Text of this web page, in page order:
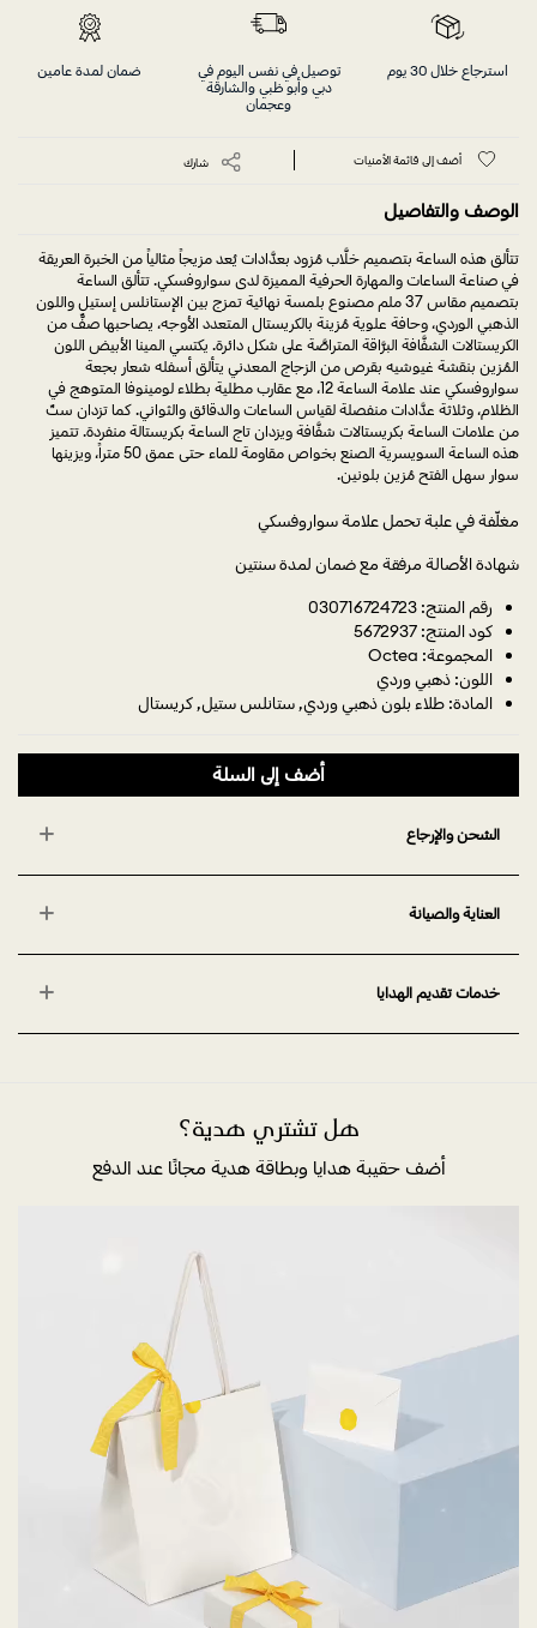
استرجاع خلال 30 يوم
توصيل في نفس اليوم في
دبي وأبو ظبي والشارقة
وعجمان
ضمان لمدة عامين
أضف إلى قائمة الأمنيات شارك
الوصف والتفاصيل
تتألق هذه الساعة بتصميم خلَّاب مُزود بعدَّادات يُعد مزيجاً مثالياً من الخبرة العريقة
في صناعة الساعات والمهارة الحرفية المميزة لدى سواروفسكي. تتألق الساعة
بتصميم مقاس 37 ملم مصنوع بلمسة نهائية تمزج بين الإستانلس إستيل واللون
الذهبي الوردي، وحافة علوية مُزينة بالكريستال المتعدد الأوجه، يصاحبها صفٌّ من
الكريستالات الشفَّافة البرَّاقة المتراصَّة على شكل دائرة. يكتسي المينا الأبيض اللون
المُزين بنقشة غيوشيه بقرص من الزجاج المعدني يتألق أسفله شعار بجعة
سواروفسكي عند علامة الساعة 12، مع عقارب مطلية بطلاء لومينوفا المتوهج في
الظلام، وثلاثة عدَّادات منفصلة لقياس الساعات والدقائق والثواني. كما تزدان ستٌ
من علامات الساعة بكريستالات شفَّافة ويزدان تاج الساعة بكريستالة منفردة. تتميز
هذه الساعة السويسرية الصنع بخواص مقاومة للماء حتى عمق 50 متراً، ويزينها
سوار سهل الفتح مُزين بلونين.
مغلّفة في علبة تحمل علامة سواروفسكي
شهادة الأصالة مرفقة مع ضمان لمدة سنتين
رقم المنتج: 030716724723
كود المنتج: 5672937
المجموعة: Octea
اللون: ذهبي وردي
المادة: طلاء بلون ذهبي وردي, ستانلس ستيل, كريستال
أضف إلى السلة
الشحن والإرجاع
العناية والصيانة
خدمات تقديم الهدايا
هل تشتري هدية؟
أضف حقيبة هدايا وبطاقة هدية مجانًا عند الدفع